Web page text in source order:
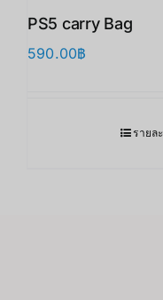
PS5 carry Bag
590.00฿
รายล